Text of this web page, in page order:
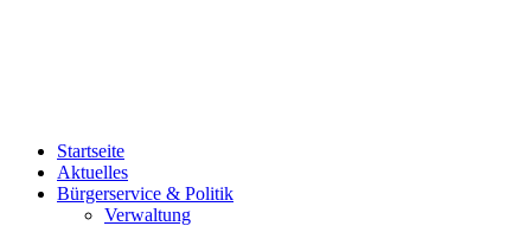
Startseite
Aktuelles
Bürgerservice & Politik
Verwaltung